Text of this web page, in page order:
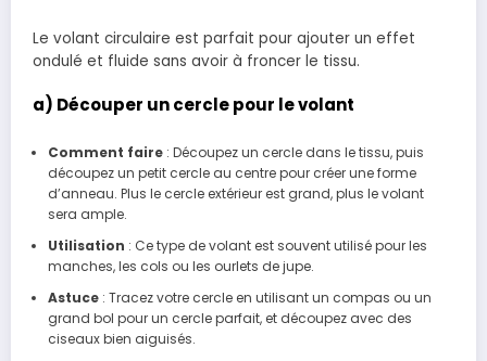
Le volant circulaire est parfait pour ajouter un effet
ondulé et fluide sans avoir à froncer le tissu.
a) Découper un cercle pour le volant
Comment faire: Découpez un cercle dans le tissu, puis
découpez un petit cercle au centre pour créer une forme
d’anneau. Plus le cercle extérieur est grand, plus le volant
sera ample.
Utilisation : Ce type de volant est souvent utilisé pour les
manches, les cols ou les ourlets de jupe.
Astuce: Tracez votre cercle en utilisant un compas ou un
grand bol pour un cercle parfait, et découpez avec des
ciseaux bien aiguisés.